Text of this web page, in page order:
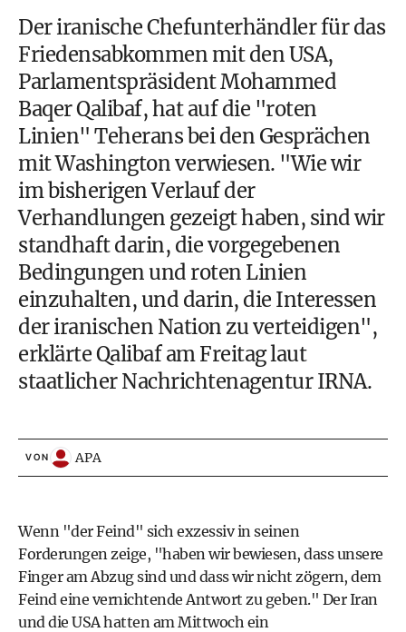
Der iranische Chefunterhändler für das
Friedensabkommen mit den USA,
Parlamentspräsident Mohammed
Baqer Qalibaf, hat auf die "roten
Linien" Teherans bei den Gesprächen
mit Washington verwiesen. "Wie wir
im bisherigen Verlauf der
Verhandlungen gezeigt haben, sind wir
standhaft darin, die vorgegebenen
Bedingungen und roten Linien
einzuhalten, und darin, die Interessen
der iranischen Nation zu verteidigen",
erklärte Qalibaf am Freitag laut
staatlicher Nachrichtenagentur IRNA.
VON APA
Wenn "der Feind" sich exzessiv in seinen
Forderungen zeige, "haben wir bewiesen, dass unsere
Finger am Abzug sind und dass wir nicht zögern, dem
Feind eine vernichtende Antwort zu geben." Der Iran
und die USA hatten am Mittwoch ein